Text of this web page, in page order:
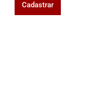
Cadastrar